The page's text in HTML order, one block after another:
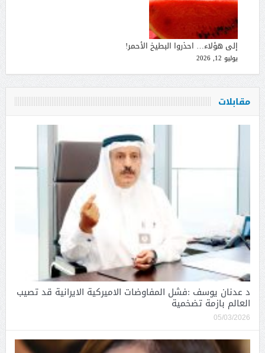
إلى هؤلاء… احذروا البطيخ الأحمر!
يوليو 12, 2026
مقابلات
د عدنان يوسف :فشل المفاوضات الاميركية الايرانية قد تصيب
العالم بازمة تضخمية
05/03/2026